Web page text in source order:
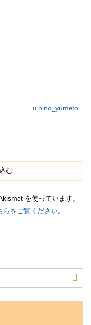
hino_yumeto
む
を使っています。
らをご覧ください。